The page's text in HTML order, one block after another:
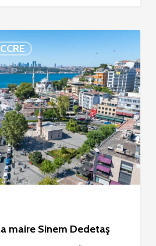
maire Sinem Dedetaş